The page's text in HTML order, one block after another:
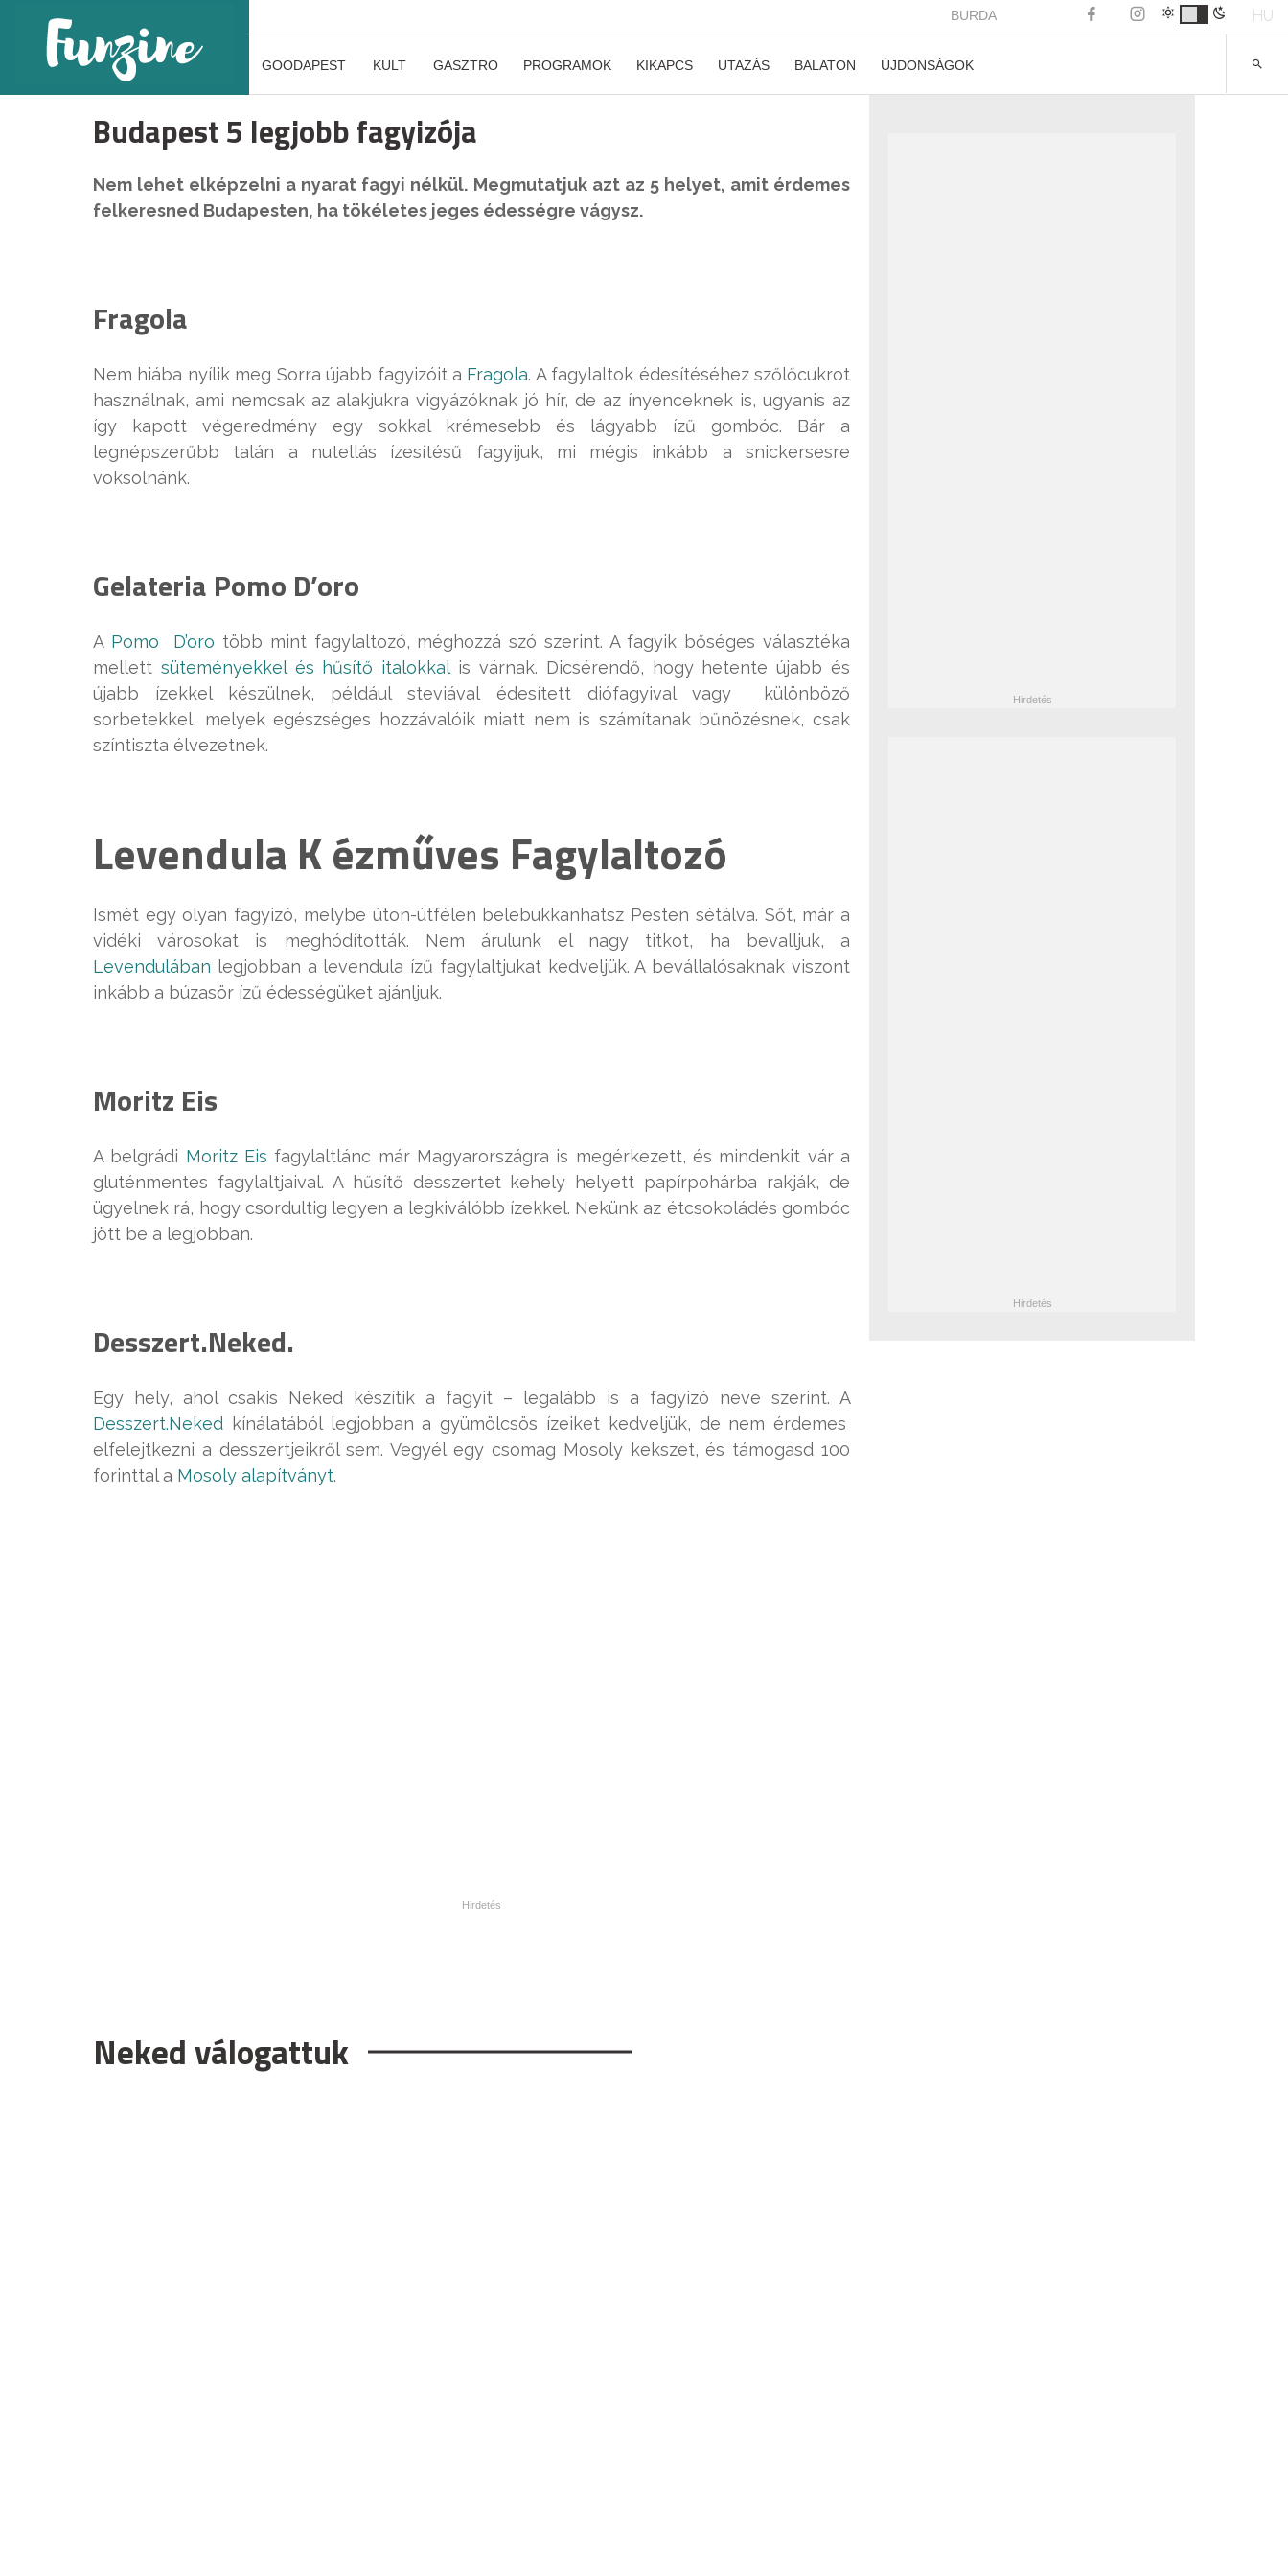
BURDA HU
GOODAPEST KULT GASZTRO PROGRAMOK KIKAPCS UTAZÁS BALATON ÚJDONSÁGOK
Budapest 5 legjobb fagyizója
Nem lehet elképzelni a nyarat fagyi nélkül. Megmutatjuk azt az 5 helyet, amit érdemes
felkeresned Budapesten, ha tökéletes jeges édességre vágysz.
Fragola
Nem hiába nyílik meg Sorra újabb fagyizóit a Fragola. A fagylaltok édesítéséhez szőlőcukrot
használnak, ami nemcsak az alakjukra vigyázóknak jó hír, de az ínyenceknek is, ugyanis az
így kapott végeredmény egy sokkal krémesebb és lágyabb ízű gombóc. Bár a
legnépszerűbb talán a nutellás ízesítésű fagyijuk, mi mégis inkább a snickersesre
voksolnánk.
Gelateria Pomo D’oro
A Pomo D’oro több mint fagylaltozó, méghozzá szó szerint. A fagyik bőséges választéka
mellett süteményekkel és hűsítő italokkalis várnak. Dicsérendő, hogy hetente újabb és
újabb ízekkel készülnek, például steviával édesített diófagyival vagy különböző
sorbetekkel, melyek egészséges hozzávalóik miatt nem is számítanak bűnözésnek, csak
színtiszta élvezetnek.
Levendula K ézműves Fagylaltozó
Ismét egy olyan fagyizó, melybe úton-útfélen belebukkanhatsz Pesten sétálva. Sőt, már a
vidéki városokat is meghódították. Nem árulunk el nagy titkot, ha bevalljuk, a
Levendulában legjobban a levendula ízű fagylaltjukat kedveljük. A bevállalósaknak viszont
inkább a búzasör ízű édességüket ajánljuk.
Moritz Eis
A belgrádi Moritz Eis fagylaltlánc már Magyarországra is megérkezett, és mindenkit vár a
gluténmentes fagylaltjaival. A hűsítő desszertet kehely helyett papírpohárba rakják, de
ügyelnek rá, hogy csordultig legyen a legkiválóbb ízekkel. Nekünk az étcsokoládés gombóc
jött be a legjobban.
Desszert.Neked.
Egy hely, ahol csakis Neked készítik a fagyit – legalább is a fagyizó neve szerint. A
Desszert.Neked kínálatából legjobban a gyümölcsös ízeiket kedveljük, de nem érdemes
elfelejtkezni a desszertjeikről sem. Vegyél egy csomag Mosoly kekszet, és támogasd 100
forinttal a Mosoly alapítványt.
Neked válogattuk